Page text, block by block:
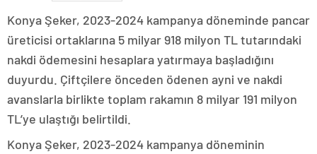
Konya Şeker, 2023-2024 kampanya döneminde pancar
üreticisi ortaklarına 5 milyar 918 milyon TL tutarındaki
nakdi ödemesini hesaplara yatırmaya başladığını
duyurdu. Çiftçilere önceden ödenen ayni ve nakdi
avanslarla birlikte toplam rakamın 8 milyar 191 milyon
TL’ye ulaştığı belirtildi.
Konya Şeker, 2023-2024 kampanya döneminin